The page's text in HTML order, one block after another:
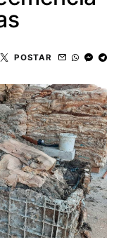
POSTAR